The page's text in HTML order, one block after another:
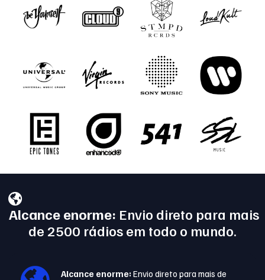
Alcance enorme: Envio direto para mais
de 2500 rádios em todo o mundo.
Alcance enorme: Envio direto para mais de